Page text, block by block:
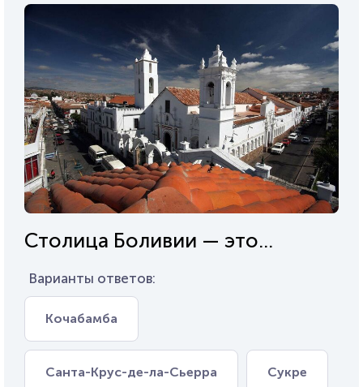
Столица Боливии — это...
Варианты ответов:
Кочабамба
Санта-Крус-де-ла-Сьерра Сукре